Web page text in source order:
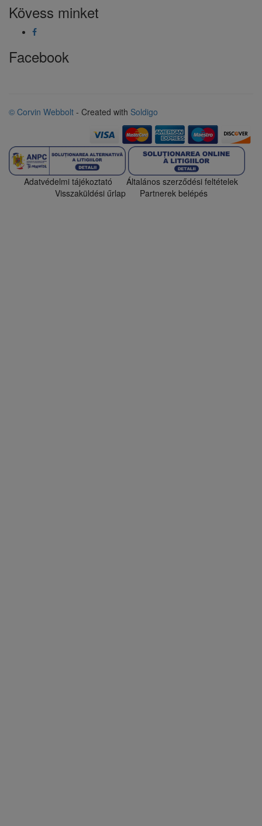
Kövess minket
Facebook
© Corvin Webbolt - Created with Soldigo
Adatvédelmi tájékoztató
Általános szerződési feltételek
Visszaküldési űrlap
Partnerek belépés